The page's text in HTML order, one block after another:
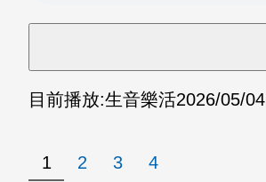
目前播放:生音樂活2026/05/04
1 2 3 4